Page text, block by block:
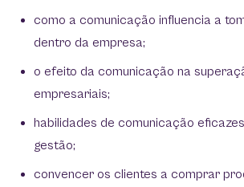
como a comunicação influencia a
dentro da empresa;
o efeito da comunicação na
empresariais;
habilidades de comunicação
gestão;
convencer os clientes a comprar